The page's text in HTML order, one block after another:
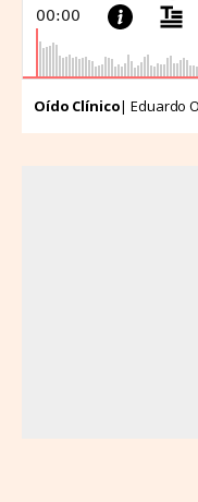
Oído Clínico| Eduardo